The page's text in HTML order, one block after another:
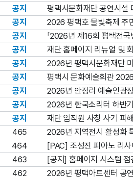
공지
평택시문화재단 공연시설
공지
2026 평택호 물빛축제 주
공지
「2026년 제16회 평택전
공지
재단 홈페이지 리뉴얼 및
공지
2026년 평택시문화재단
공지
평택시 문화예술회관
공지
2026년 안정리 예술인광
공지
2026년 한국소리터 하반
공지
재단 임직원 사칭 사기 피
465
2026년 지역전시 활성화
464
[PAC] 조성진 피아노 리사
463
[공지] 홈페이지 시스템
462
2026년 평택아트센터 공